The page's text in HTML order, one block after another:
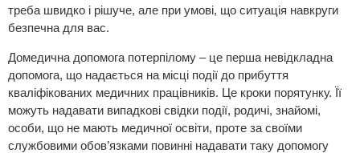
треба швидко і рішуче, але при умові, що ситуація навкруги
безпечна для вас.
Домедична допомога потерпілому – це перша невідкладна
допомога, що надається на місці події до прибуття
кваліфікованих медичних працівників. Це кроки порятунку. Її
можуть надавати випадкові свідки події, родичі, знайомі,
особи, що не мають медичної освіти, проте за своїми
службовими обов’язками повинні надавати таку допомогу